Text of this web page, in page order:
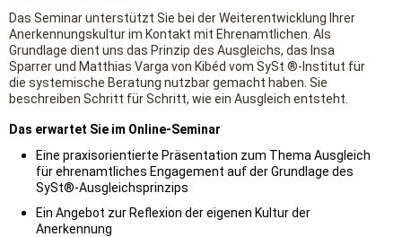
Das Seminar unterstützt Sie bei der Weiterentwicklung Ihrer
Anerkennungskultur im Kontakt mit Ehrenamtlichen. Als
Grundlage dient uns das Prinzip des Ausgleichs, das Insa
Sparrer und Matthias Varga von Kibéd vom SySt ®-Institut für
die systemische Beratung nutzbar gemacht haben. Sie
beschreiben Schritt für Schritt, wie ein Ausgleich entsteht.
Das erwartet Sie im Online-Seminar
Eine praxisorientierte Präsentation zum Thema Ausgleich
für ehrenamtliches Engagement auf der Grundlage des
SySt®-Ausgleichsprinzips
Ein Angebot zur Reflexion der eigenen Kultur der
Anerkennung